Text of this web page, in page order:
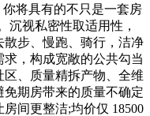
将具有的不只是一套房
沉视私密性取适用性，
步、慢跑、骑行，洁净
，构成宽敞的公共勾当
、质量精拆产物、全维
期房带来的质量不确定
间更整洁;均价仅 18500